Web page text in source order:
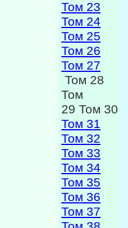
Том 23
Том 24
Том 25
Том 26
Том 27
Том 28
Том
29 Том 30
Том 31
Том 32
Том 33
Том 34
Том 35
Том 36
Том 37